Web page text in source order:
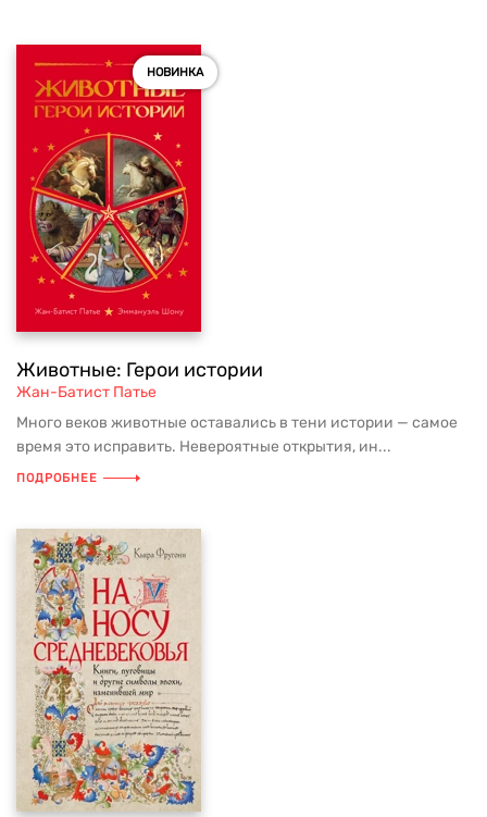
НОВИНКА
Животные: Герои истории
Жан-Батист Патье
Много веков животные оставались в тени истории — самое
время это исправить. Невероятные открытия, ин...
ПОДРОБНЕЕ